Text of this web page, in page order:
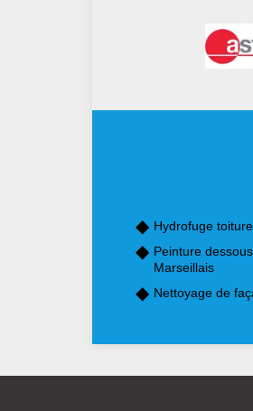
Hydrofuge
Peinture
Marseillais
Nettoyage de